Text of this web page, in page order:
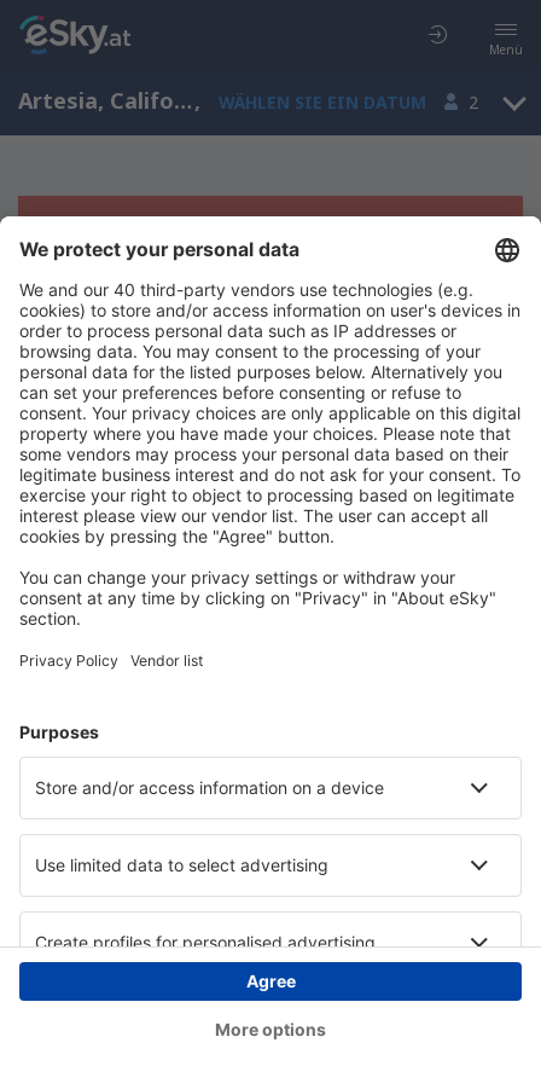
Menü
Artesia, California, USA, WÄHLEN SIE EIN DATUM 2
Es tut uns leid, wir können keine
Ergebnisse aufzeigen
Bitte starten Sie Ihre Suche erneut mit anderen Suchkriterien.
Copyright © eSky.at. Alle Rechte vorbehalten.